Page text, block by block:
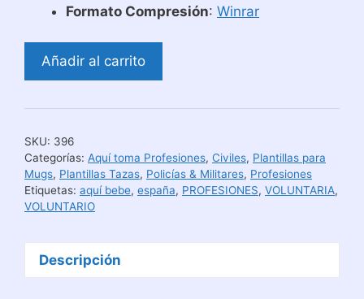
Formato Compresión: Winrar
Diseños
Aquí
Voluntario
de
Protección
Civil
Añadir al carrito
SKU: 396
Categorías: Aquí toma Profesiones, Civiles, Plantillas para
Mugs, Plantillas Tazas, Policías & Militares, Profesiones
Etiquetas: aquí bebe, españa, PROFESIONES, VOLUNTARIA,
VOLUNTARIO
Descripción